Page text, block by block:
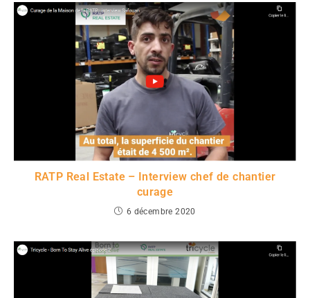
RATP Real Estate – Interview chef de chantier
curage
6 décembre 2020